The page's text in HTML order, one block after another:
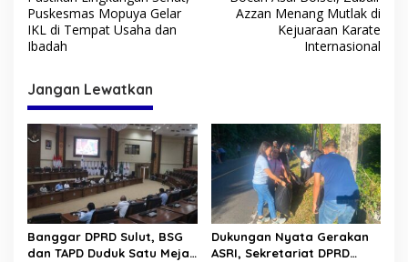
a
v
i
g
a
s
i
p
o
s
Puskesmas Mopuya Gelar
IKL di Tempat Usaha dan
Ibadah
Azzan Menang Mutlak di
Kejuaraan Karate
Internasional
Jangan Lewatkan
Banggar DPRD Sulut, BSG
dan TAPD Duduk Satu Meja.
Dukungan Nyata Gerakan
ASRI, Sekretariat DPRD